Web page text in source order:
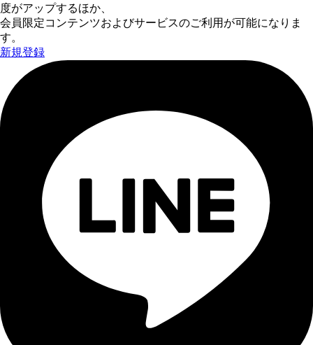
度がアップするほか、
会員限定コンテンツおよびサービスのご利用が可能になりま
す。
新規登録